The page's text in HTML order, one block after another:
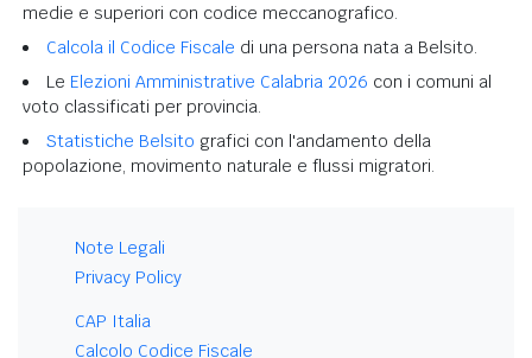
medie e superiori con codice meccanografico.
Calcola il Codice Fiscale di una persona nata a Belsito.
Le Elezioni Amministrative Calabria 2026 con i comuni al
voto classificati per provincia.
Statistiche Belsito grafici con l'andamento della
popolazione, movimento naturale e flussi migratori.
Note Legali
Privacy Policy
CAP Italia
Calcolo Codice Fiscale